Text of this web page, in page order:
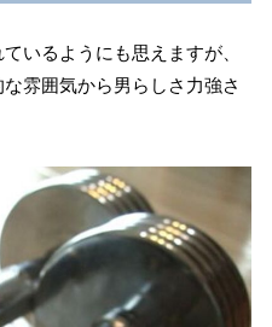
いるようにも思えますが、
雰囲気から男らしさ力強さ